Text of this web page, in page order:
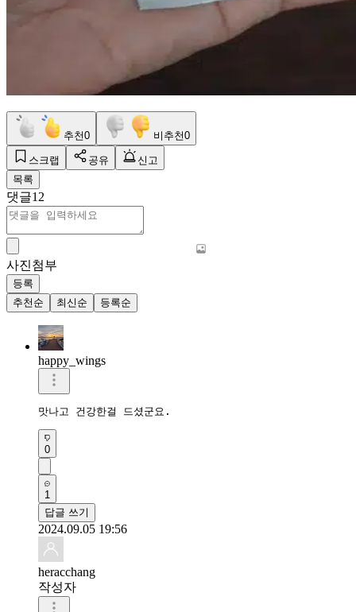
추천0 비추천0
스크랩 공유
신고
목록
댓글12
사진첨부
등록
추천순
최신순 등록순
happy_wings
맛나고 건강한걸 드셨군요.
0
1
답글 쓰기
2024.09.05 19:56
heracchang
작성자